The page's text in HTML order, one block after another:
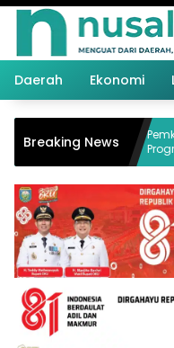
Daerah Ekonomi
Breaking NewsPemkab OKU
Program 3 Juta